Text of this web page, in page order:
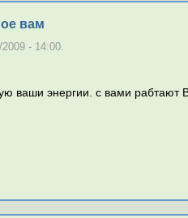
вам
- 14:00.
ваши энергии. с вами рабтают